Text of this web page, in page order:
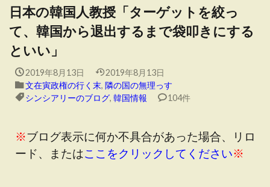
日本の韓国人教授「ターゲットを絞っ
て、韓国から退出するまで袋叩きにする
といい」
2019年8月13日
2019年8月13日
文在寅政権の行く末, 隣の国の無理っす
シンシアリーのブログ, 韓国情報 104件
※ブログ表示に何か不具合があった場合、リロ
ード、またはここをクリックしてください※